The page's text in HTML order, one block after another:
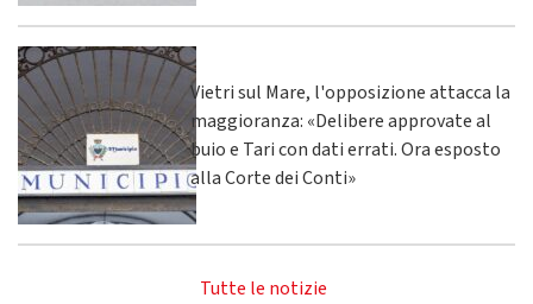
Vietri sul Mare, l'opposizione attacca la
maggioranza: «Delibere approvate al
buio e Tari con dati errati. Ora esposto
alla Corte dei Conti»
Tutte le notizie